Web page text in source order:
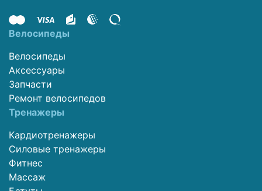
Велосипеды
Велосипеды
Аксессуары
Запчасти
Ремонт велосипедов
Тренажеры
Кардиотренажеры
Силовые тренажеры
Фитнес
Массаж